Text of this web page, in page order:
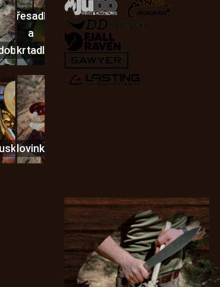
Křesadla
a
škrtadla
Novinky